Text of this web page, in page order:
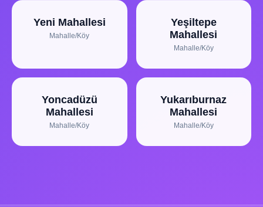
Yeni Mahallesi
Mahalle/Köy
Yeşiltepe
Mahallesi
Mahalle/Köy
Yoncadüzü
Mahallesi
Mahalle/Köy
Yukarıburnaz
Mahallesi
Mahalle/Köy